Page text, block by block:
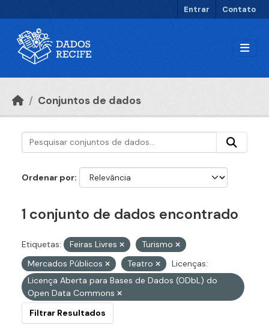
Entrar Contato
Conjuntos de dados
Ordenar por
1 conjunto de dados encontrado
Etiquetas: Feiras Livres
Turismo
Mercados Públicos
Teatro
Licenças:
Licença Aberta para Bases de Dados (ODbL) do
Open Data Commons
Filtrar Resultados